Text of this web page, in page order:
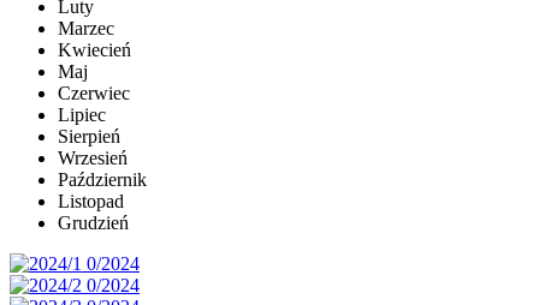
Luty
Marzec
Kwiecień
Maj
Czerwiec
Lipiec
Sierpień
Wrzesień
Październik
Listopad
Grudzień